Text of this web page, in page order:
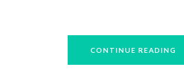
CONTINUE READING